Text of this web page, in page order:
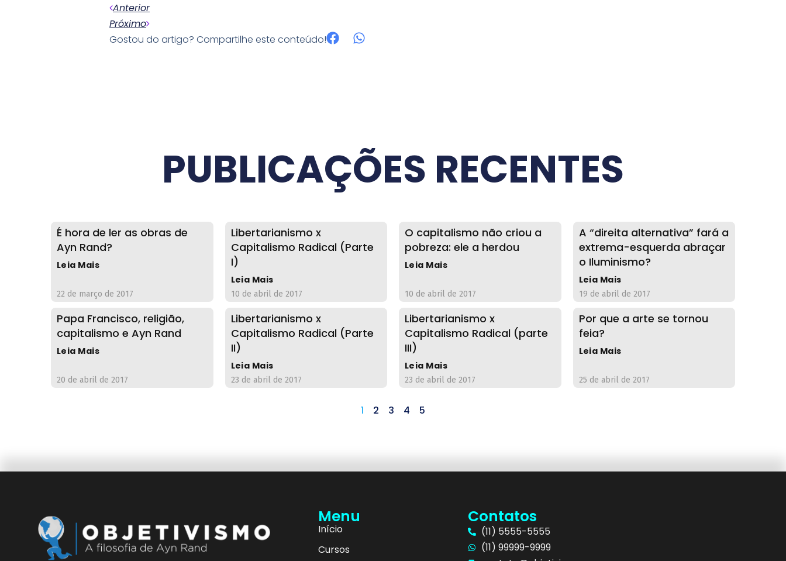
Anterior
Próximo
Gostou do artigo? Compartilhe este conteúdo!
PUBLICAÇÕES RECENTES
É hora de ler as obras de
Ayn Rand?
Leia Mais
22 de março de 2017
Libertarianismo x
Capitalismo Radical (Parte
I)
Leia Mais
10 de abril de 2017
O capitalismo não criou a
pobreza: ele a herdou
Leia Mais
10 de abril de 2017
A “direita alternativa” fará a
extrema-esquerda abraçar
o Iluminismo?
Leia Mais
19 de abril de 2017
Papa Francisco, religião,
capitalismo e Ayn Rand
Leia Mais
20 de abril de 2017
Libertarianismo x
Capitalismo Radical (Parte
II)
Leia Mais
23 de abril de 2017
Libertarianismo x
Capitalismo Radical (parte
III)
Leia Mais
23 de abril de 2017
Por que a arte se tornou
feia?
Leia Mais
25 de abril de 2017
1 2 3 4 5
Menu
Início
Cursos
Contatos
(11) 5555-5555
(11) 99999-9999